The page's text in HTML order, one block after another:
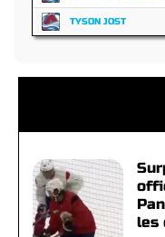
TYSON JOST
les